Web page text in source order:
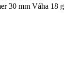
30 mm Váha 18 g